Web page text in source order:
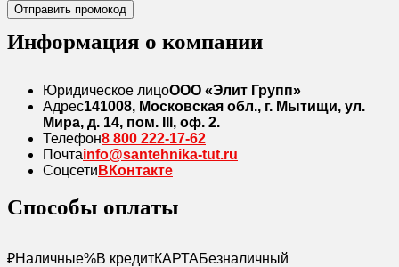
Отправить промокод
Информация о компании
Юридическое лицоООО «Элит Групп»
Адрес141008, Московская обл., г. Мытищи, ул.
Мира, д. 14, пом. III, оф. 2.
Телефон8 800 222‑17‑62
Почтаinfo@santehnika-tut.ru
Соцсети ВКонтакте
Способы оплаты
₽Наличные%В кредитКАРТАБезналичный